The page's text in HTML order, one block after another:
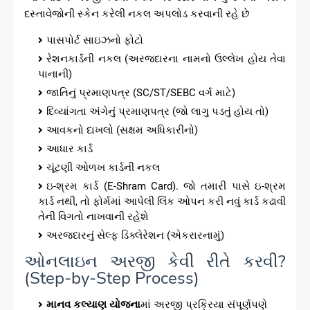
દસ્તાવેજોની સ્કેન કરેલી નકલ અપલોડ કરવાની રહે છે
પાસપોર્ટ સાઇઝનો ફોટો
રેશનકાર્ડની નકલ (અરજદારના નામનો ઉલ્લેખ હોય તેવા
પાનાની)
જાતિનું પ્રમાણપત્ર (SC/ST/SEBC વર્ગ માટે)
દિવ્યાંગતા અંગેનું પ્રમાણપત્ર (જો લાગુ પડતું હોય તો)
આવકનો દાખલો (સક્ષમ અધિકારીનો)
આધાર કાર્ડ
ચૂંટણી ઓળખ કાર્ડની નકલ
ઇ-શ્રમ કાર્ડ (E-Shram Card). જો તમારી પાસે ઇ-શ્રમ
કાર્ડ નથી, તો ફોર્મમાં આપેલી લિંક ઓપન કરી નવું કાર્ડ કઢાવી
તેની વિગતો નાખવાની રહેશે
અરજદારનું સેલ્ફ ડિક્લેરેશન (એકરારનામું)
ઓનલાઇન અરજી કેવી રીતે કરવી?
(Step-by-Step Process)
માનવ કલ્યાણ યોજનામાં અરજી પ્રક્રિયા સંપૂર્ણપણે